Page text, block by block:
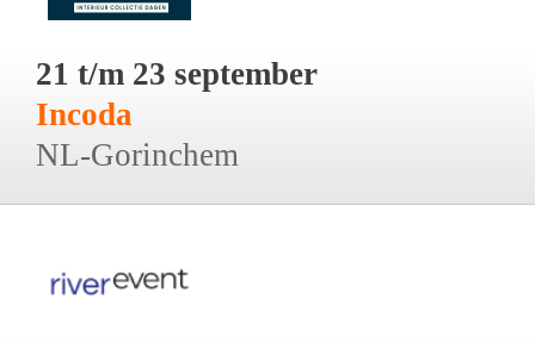
21 t/m 23 september
Incoda
NL-Gorinchem